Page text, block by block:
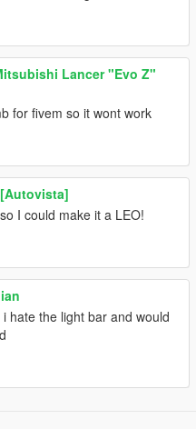
Lancer "Evo Z"
for fivem so it wont work
I could make it a LEO!
hate the light bar and would